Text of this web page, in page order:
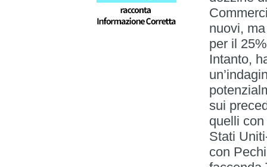
nuovi,
per il
Intanto,
sui
quelli con
Stati
con